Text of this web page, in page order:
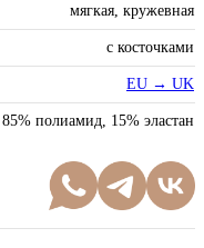
мягкая, кружевная
с косточками
EU → UK
85% полиамид, 15% эластан